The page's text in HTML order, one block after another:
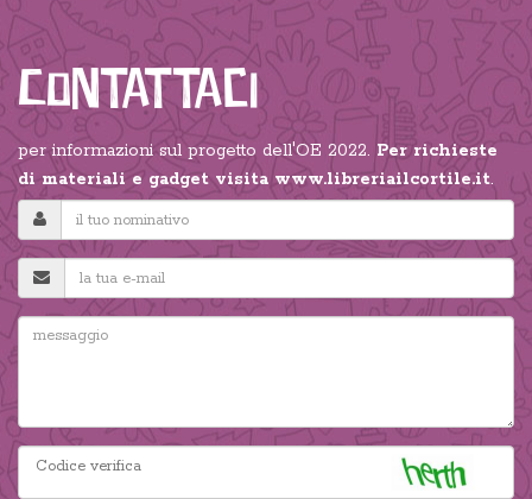
Contattaci
per informazioni sul progetto dell'OE 2022. Per richieste
di materiali e gadget visita www.libreriailcortile.it.